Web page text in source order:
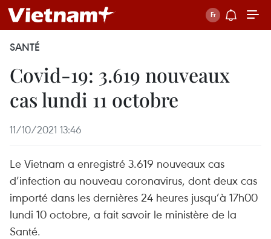
SANTÉ
Covid-19: 3.619 nouveaux
cas lundi 11 octobre
11/10/2021 13:46
Le Vietnam a enregistré 3.619 nouveaux cas
d’infection au nouveau coronavirus, dont deux cas
importé dans les dernières 24 heures jusqu’à 17h00
lundi 10 octobre, a fait savoir le ministère de la
Santé.